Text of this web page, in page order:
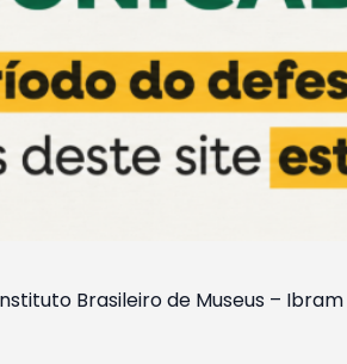
Brasileiro de Museus –